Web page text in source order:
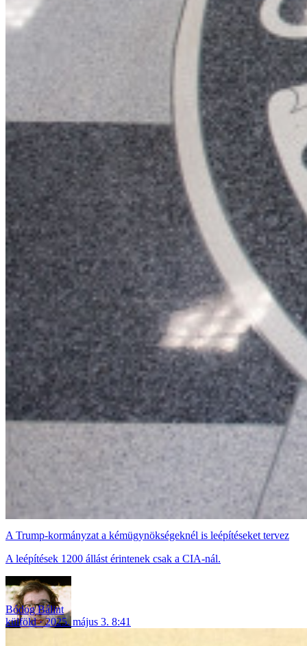
A Trump-kormányzat a kémügynökségeknél is leépítéseket tervez
A leépítések 1200 állást érintenek csak a CIA-nál.
Bódog Bálint
külföld
2025. május 3. 8:41